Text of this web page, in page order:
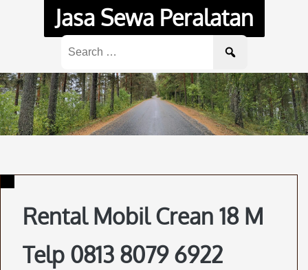
Jasa Sewa Peralatan
for:
Rental Mobil Crean 18 M
Telp 0813 8079 6922